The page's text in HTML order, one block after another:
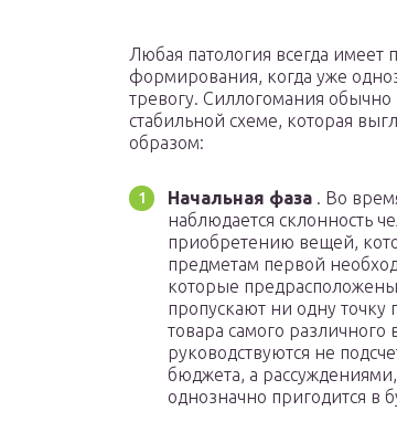
Любая патология всегда имеет
формирования, когда уже
тревогу. Силлогомания обычно
стабильной схеме, которая
образом:
Начальная фаза . Во
наблюдается склонность
приобретению вещей,
предметам первой
которые
пропускают ни одну
товара самого
руководствуются не
бюджета, а
однозначно пригодится в